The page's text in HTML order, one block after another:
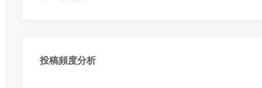
投稿頻度分析